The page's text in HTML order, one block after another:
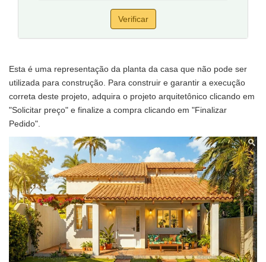
Verificar
Esta é uma representação da planta da casa que não pode ser
utilizada para construção. Para construir e garantir a execução
correta deste projeto, adquira o projeto arquitetônico clicando em
"Solicitar preço" e finalize a compra clicando em "Finalizar
Pedido".